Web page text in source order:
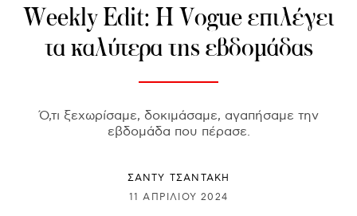
Weekly Edit: Η Vogue επιλέγει
τα καλύτερα της εβδομάδας
Ό,τι ξεχωρίσαμε, δοκιμάσαμε, αγαπήσαμε την
εβδομάδα που πέρασε.
ΣΑΝΤΥ ΤΣΑΝΤΑΚΗ
11 ΑΠΡΙΛΊΟΥ 2024